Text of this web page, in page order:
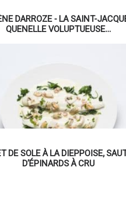
DARROZE - LA SAINT-
QUENELLE VOLUPTUEUSE…
DE SOLE À LA DIEPPOISE,
D’ÉPINARDS À CRU